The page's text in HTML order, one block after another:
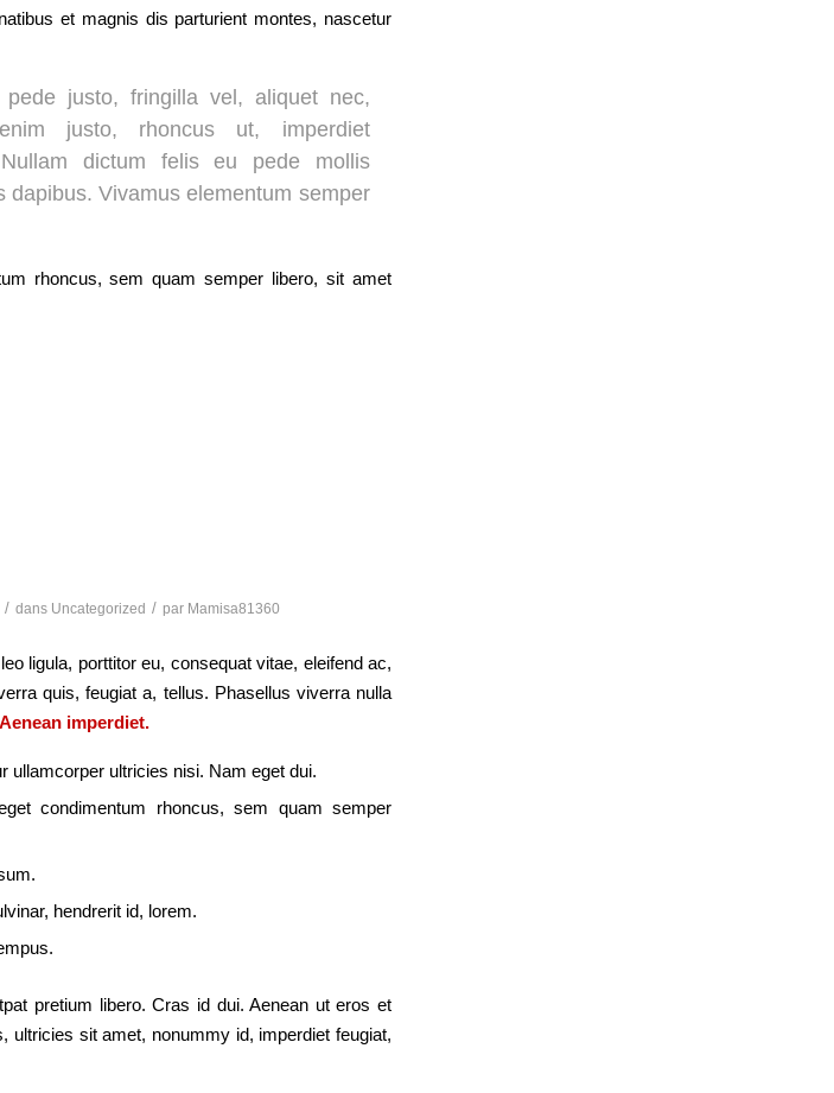
et magnis dis parturient montes, nascetur
justo, fringilla vel, aliquet nec,
justo, rhoncus ut, imperdiet
dictum felis eu pede mollis
dapibus. Vivamus elementum semper
rhoncus, sem quam semper libero, sit amet
/ dans Uncategorized / par Mamisa81360
ligula, porttitor eu, consequat vitae, eleifend ac,
quis, feugiat a, tellus. Phasellus viverra nulla
Aenean imperdiet.
ullamcorper ultricies nisi. Nam eget dui.
condimentum rhoncus, sem quam semper
hendrerit id, lorem.
pretium libero. Cras id dui. Aenean ut eros et
ultricies sit amet, nonummy id, imperdiet feugiat,